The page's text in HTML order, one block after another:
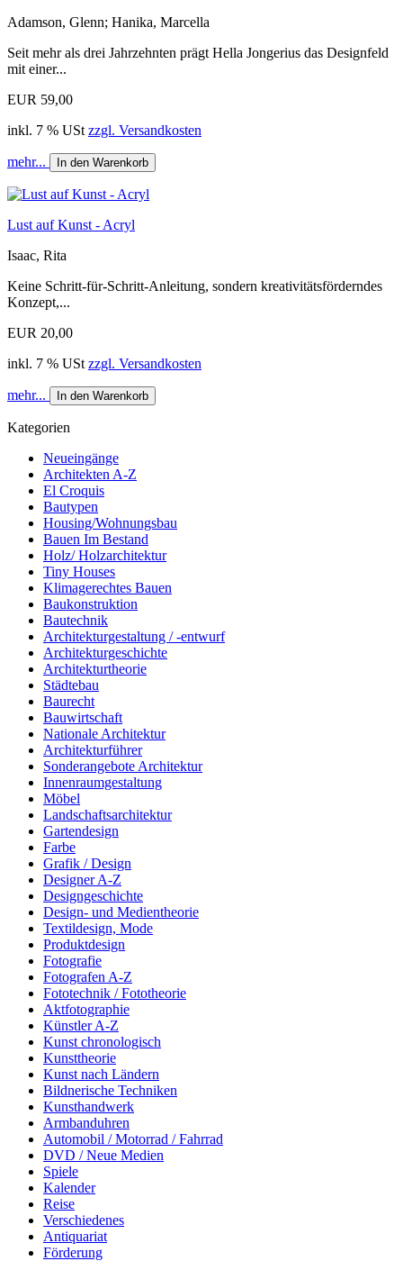
Adamson, Glenn; Hanika, Marcella
Seit mehr als drei Jahrzehnten prägt Hella Jongerius das Designfeld
mit einer...
EUR 59,00
inkl. 7 % USt zzgl. Versandkosten
mehr... In den Warenkorb
Lust auf Kunst - Acryl
Isaac, Rita
Keine Schritt-für-Schritt-Anleitung, sondern kreativitätsförderndes
Konzept,...
EUR 20,00
inkl. 7 % USt zzgl. Versandkosten
mehr... In den Warenkorb
Kategorien
Neueingänge
Architekten A-Z
El Croquis
Bautypen
Housing/Wohnungsbau
Bauen Im Bestand
Holz/ Holzarchitektur
Tiny Houses
Klimagerechtes Bauen
Baukonstruktion
Bautechnik
Architekturgestaltung / -entwurf
Architekturgeschichte
Architekturtheorie
Städtebau
Baurecht
Bauwirtschaft
Nationale Architektur
Architekturführer
Sonderangebote Architektur
Innenraumgestaltung
Möbel
Landschaftsarchitektur
Gartendesign
Farbe
Grafik / Design
Designer A-Z
Designgeschichte
Design- und Medientheorie
Textildesign, Mode
Produktdesign
Fotografie
Fotografen A-Z
Fototechnik / Fototheorie
Aktfotographie
Künstler A-Z
Kunst chronologisch
Kunsttheorie
Kunst nach Ländern
Bildnerische Techniken
Kunsthandwerk
Armbanduhren
Automobil / Motorrad / Fahrrad
DVD / Neue Medien
Spiele
Kalender
Reise
Verschiedenes
Antiquariat
Förderung